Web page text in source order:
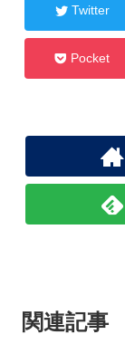
Twitter
Pocket
関連記事